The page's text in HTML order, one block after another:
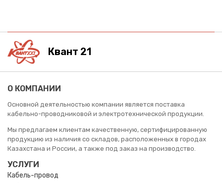
Квант 21
О КОМПАНИИ
Основной деятельностью компании является поставка
кабельно-проводниковой и электротехнической продукции.
Мы предлагаем клиентам качественную, сертифицированную
продукцию из наличия со складов, расположенных в городах
Казахстана и России, а также под заказ на производство.
УСЛУГИ
Кабель-провод